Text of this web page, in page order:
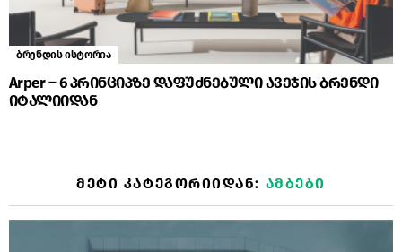
ბრენდის ისტორია
Arper – 6 პრინციპზე დაფუძნებული ავეჯის ბრენდი
იტალიიდან
ᲛᲔᲢᲘ ᲙᲐᲢᲔᲒᲝᲠᲘᲘᲓᲐᲜ: ᲐᲛᲑᲔᲑᲘ